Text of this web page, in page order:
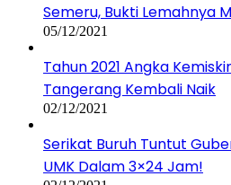
Semeru, Bukti Lemahnya
05/12/2021
Tahun 2021 Angka
Tangerang Kembali Naik
02/12/2021
Serikat Buruh Tuntut
UMK Dalam 3×24 Jam!